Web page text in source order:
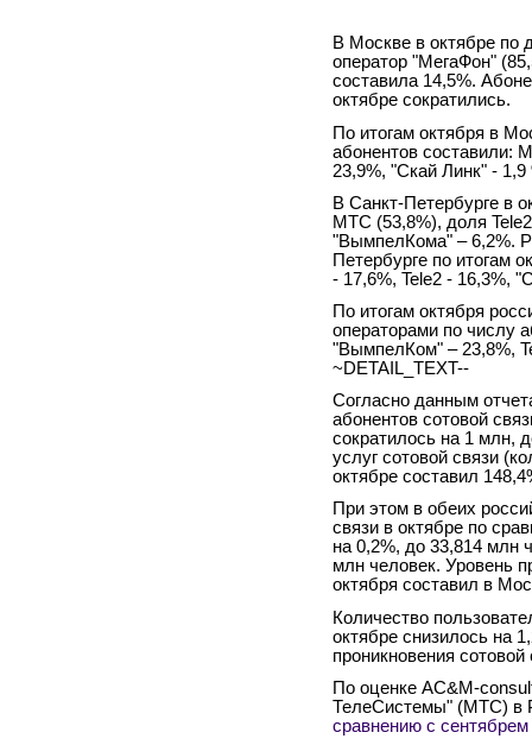
В Москве в октябре по
оператор "МегаФон"
составила 14,5%.
октябре сократились.
По итогам октября в
абонентов составили:
23,9%, "Скай Линк" - 1,9
В Санкт-Петербурге в
МТС (53,8%), доля
"ВымпелКома" – 6,2%.
Петербурге по итогам
- 17,6%, Tele2 - 16,3%,
По итогам октября
операторами по числу
"ВымпелКом" – 23,8%,
~DETAIL_TEXT--
Согласно данным
абонентов сотовой
сократилось на 1 млн,
услуг сотовой связи
октябре составил
При этом в обеих
связи в октябре по
на 0,2%, до 33,814 млн
млн человек. Уровень
октября составил в
Количество
октябре снизилось на
проникновения
По оценке AC&M-
ТелеСистемы" (МТС) в
сравнению с сентябрем